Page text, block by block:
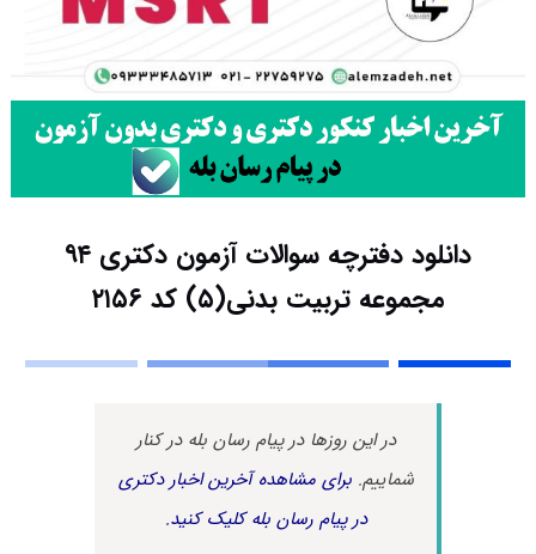
دانلود دفترچه سوالات آزمون دکتری ۹۴
مجموعه تربیت بدنی(۵) کد ۲۱۵۶
در این روزها در پیام رسان بله در کنار
شماییم.برای مشاهده آخرین اخبار دکتری
در پیام رسان بله کلیک کنید.